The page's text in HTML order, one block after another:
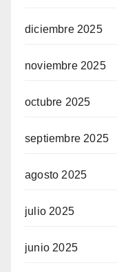
diciembre 2025
noviembre 2025
octubre 2025
septiembre 2025
agosto 2025
julio 2025
junio 2025